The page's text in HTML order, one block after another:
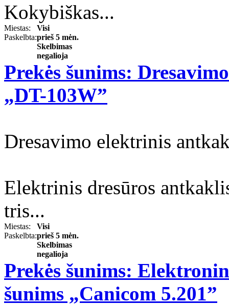
Kokybiškas...
Miestas:
Visi
Paskelbta:prieš 5 mėn.
Skelbimas
negalioja
Prekės šunims:
„DT-103W”
Dresavimo elektrinis
Elektrinis dresūros
tris...
Miestas:
Visi
Paskelbta:prieš 5 mėn.
Skelbimas
negalioja
Prekės šunims:
šunims „Canicom 5.201”